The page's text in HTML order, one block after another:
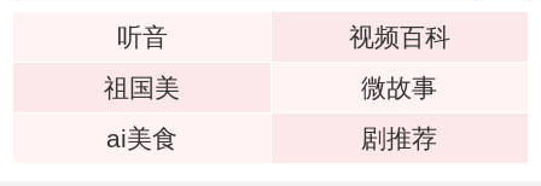
听音
视频百科
祖国美
微故事
ai美食
剧推荐